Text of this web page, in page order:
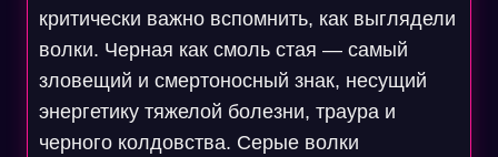
критически важно вспомнить, как выглядели
волки. Черная как смоль стая — самый
зловещий и смертоносный знак, несущий
энергетику тяжелой болезни, траура и
черного колдовства. Серые волки